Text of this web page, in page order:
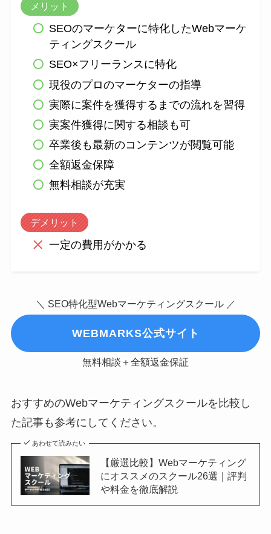
メリット
SEOのマーケターに特化したWebマーケ
ティングスクール
SEO×フリーランスに特化
現役のプロのマーケターの指導
実際に案件を獲得するまでの流れを習得
実案件獲得に関する相談も可
卒業後も最新のコンテンツが閲覧可能
全額返金保障
無料相談が充実
デメリット
一定の費用がかかる
＼ SEO特化型Webマーケティングスクール ／
WEBMARKS公式サイト
無料相談＋全額返金保証
おすすめのWebマーケティングスクールを比較し
た記事も参考にしてください。
あわせて読みたい
【厳選比較】Webマーケティング
にオススメのスクール26選｜評判
や料金を徹底解説